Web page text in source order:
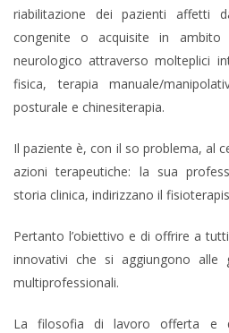
riabilitazione dei pazienti affetti
congenite o acquisite in
neurologico attraverso molteplici
fisica, terapia manuale/
posturale e chinesiterapia.
Il paziente è, con il so problema, al
azioni terapeutiche: la sua
storia clinica, indirizzano il
Pertanto l’obiettivo e di offrire a
innovativi che si aggiungono alle
multiprofessionali.
La filosofia di lavoro offerta e